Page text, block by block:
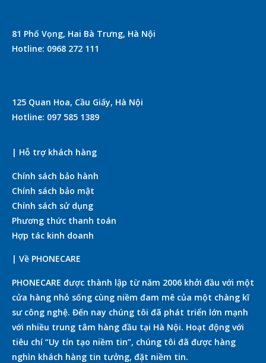
81 Phố Vọng, Hai Bà Trưng, Hà Nội
Hotline: 0968 272 111
125 Quan Hoa, Cầu Giấy, Hà Nội
Hotline: 097 585 1389
| Hỗ trợ khách hàng
Chính sách bảo hành
Chính sách bảo mật
Chính sách sử dụng
Phương thức thanh toán
Hợp tác kinh doanh
| Về PHONECARE
PHONECARE được thành lập từ năm 2006 khởi đầu với một
cửa hàng nhỏ sống cùng niềm đam mê của một chàng kĩ
sư công nghệ. Đến nay chúng tôi đã phát triển lớn mạnh
với nhiều trung tâm hàng đầu tại Hà Nội. Hoạt động với
tiêu chí “Uy tín tạo niềm tin”, chúng tôi đã được hàng
nghìn khách hàng tin tưởng, đặt niềm tin.